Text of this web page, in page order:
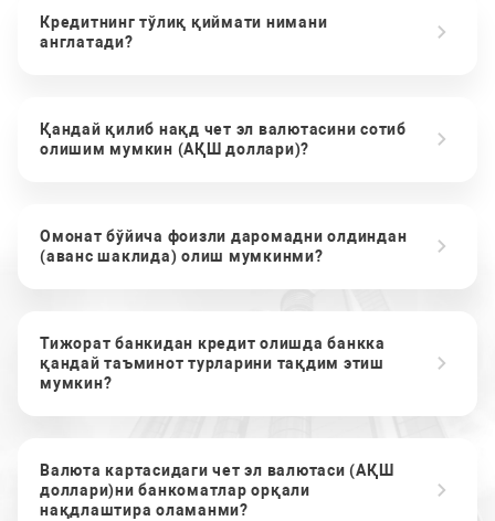
Кредитнинг тўлиқ қиймати нимани
англатади?
Қандай қилиб нақд чет эл валютасини сотиб
олишим мумкин (АҚШ доллари)?
Омонат бўйича фоизли даромадни олдиндан
(аванс шаклида) олиш мумкинми?
Тижорат банкидан кредит олишда банкка
қандай таъминот турларини тақдим этиш
мумкин?
Валюта картасидаги чет эл валютаси (АҚШ
доллари)ни банкоматлар орқали
нақдлаштира оламанми?